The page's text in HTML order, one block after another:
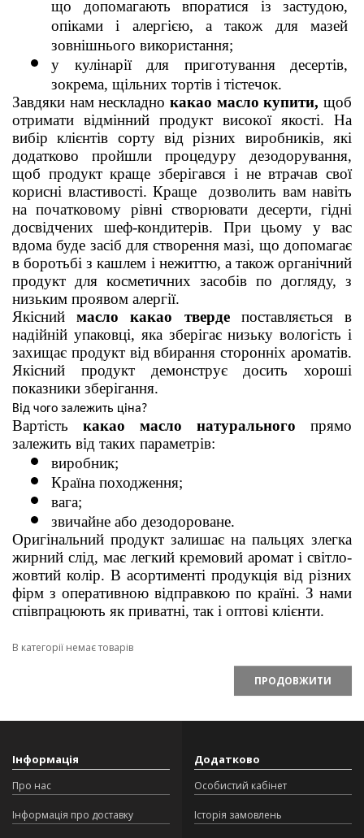
що допомагають впоратися із застудою,
опіками і алергією, а також для мазей
зовнішнього використання;
у кулінарії для приготування десертів,
зокрема, щільних тортів і тістечок.
Завдяки нам нескладно какао масло купити, щоб
отримати відмінний продукт високої якості. На
вибір клієнтів сорту від різних виробників, які
додатково пройшли процедуру дезодорування,
щоб продукт краще зберігався і не втрачав свої
корисні властивості. Краще
дозволить вам навіть
на початковому рівні створювати десерти, гідні
досвідчених шеф-кондитерів. При цьому у вас
вдома буде засіб для створення мазі, що допомагає
в боротьбі з кашлем і нежиттю, а також органічний
продукт для косметичних засобів по догляду, з
низьким проявом алергії.
Якісний масло какао тверде поставляється в
надійній упаковці, яка зберігає низьку вологість і
захищає продукт від вбирання сторонніх ароматів.
Якісний продукт демонструє досить хороші
показники зберігання.
Від чого залежить ціна?
Вартість какао масло натурального прямо
залежить від таких параметрів:
виробник;
Країна походження;
вага;
звичайне або дезодороване.
Оригінальний продукт залишає на пальцях злегка
жирний слід, має легкий кремовий аромат і світло-
жовтий колір. В асортименті продукція від різних
фірм з оперативною відправкою по країні. З нами
співпрацюють як приватні, так і оптові клієнти.
В категорії немає товарів
ПРОДОВЖИТИ
Інформація
Про нас
Інформація про доставку
Додатково
Особистий кабінет
Історія замовлень